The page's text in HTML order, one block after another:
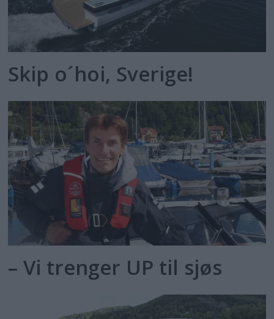
Skip o´hoi, Sverige!
– Vi trenger UP til sjøs